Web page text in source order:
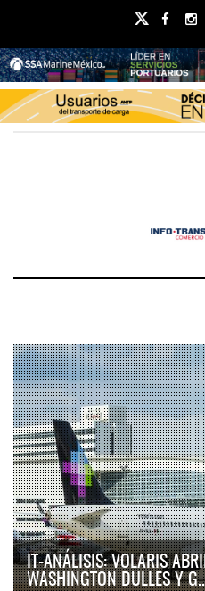
IT-ANÁLISIS: VOLARIS
WASHINGTON DULLES Y